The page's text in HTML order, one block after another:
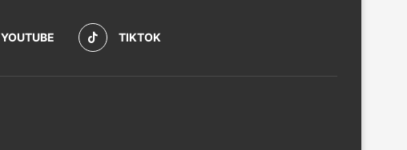
YOUTUBE TIKTOK